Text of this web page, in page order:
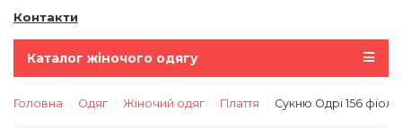
Контакти
Каталог жіночого одягу
Головна Одяг Жіночий одяг Плаття Сукню Одрі 156